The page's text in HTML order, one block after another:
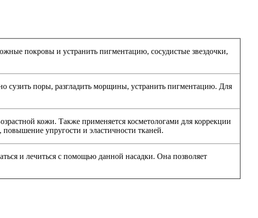
покровы и устранить пигментацию, сосудистые звездочки,
сузить поры, разгладить морщины, устранить пигментацию. Для
кожи. Также применяется косметологами для коррекции
упругости и эластичности тканей.
и лечиться с помощью данной насадки. Она позволяет